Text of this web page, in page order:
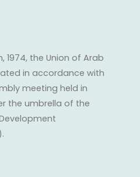
1974, the Union of Arab
in accordance with
meeting held in
the umbrella of the